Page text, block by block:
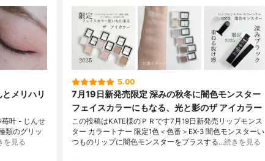
メリハリ
苺叶 - じんせ
類のグリッ
を見る
5.00
7月19日新発売限定 深みの秋冬に闇色モンスター
フェイスカラーにもなる、光と影のザ アイカラー
この投稿はKATE様のＰＲです7月19日新発売リップモンス
ター カラートナー 限定1色＜色番＞EX-3 闇色モンスターい
つものリップに闇色モンスターをプラスする…続きを見る